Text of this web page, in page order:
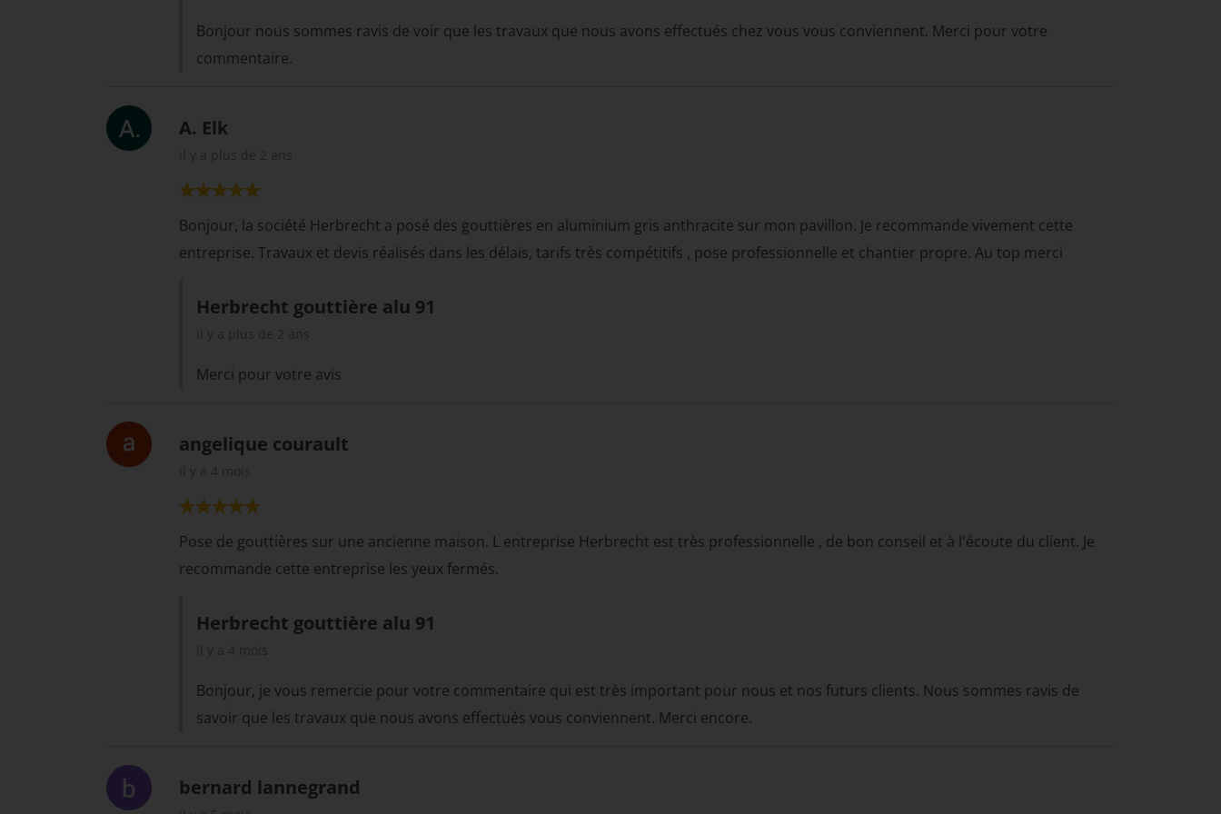
Bonjour nous sommes ravis de voir que les travaux que nous avons effectués chez vous vous conviennent. Merci pour votre
commentaire.
A. Elk
Bonjour, la société Herbrecht a posé des gouttières en aluminium gris anthracite sur mon pavillon. Je recommande vivement cette
entreprise. Travaux et devis réalisés dans les délais, tarifs très compétitifs , pose professionnelle et chantier propre. Au top merci
Herbrecht gouttière alu 91
Merci pour votre avis
angelique courault
Pose de gouttières sur une ancienne maison. L entreprise Herbrecht est très professionnelle , de bon conseil et à l'écoute du client. Je
recommande cette entreprise les yeux fermés.
Herbrecht gouttière alu 91
Bonjour, je vous remercie pour votre commentaire qui est très important pour nous et nos futurs clients. Nous sommes ravis de
savoir que les travaux que nous avons effectués vous conviennent. Merci encore.
bernard lannegrand